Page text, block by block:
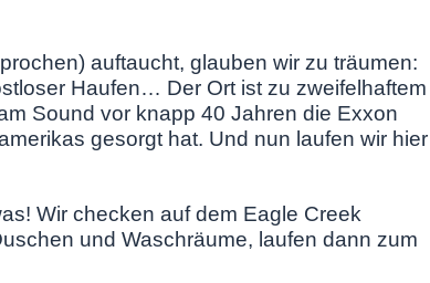
auftaucht, glauben wir zu träumen:
Haufen… Der Ort ist zu zweifelhaftem
Sound vor knapp 40 Jahren die Exxon
gesorgt hat. Und nun laufen wir hier
Wir checken auf dem Eagle Creek
und Waschräume, laufen dann zum